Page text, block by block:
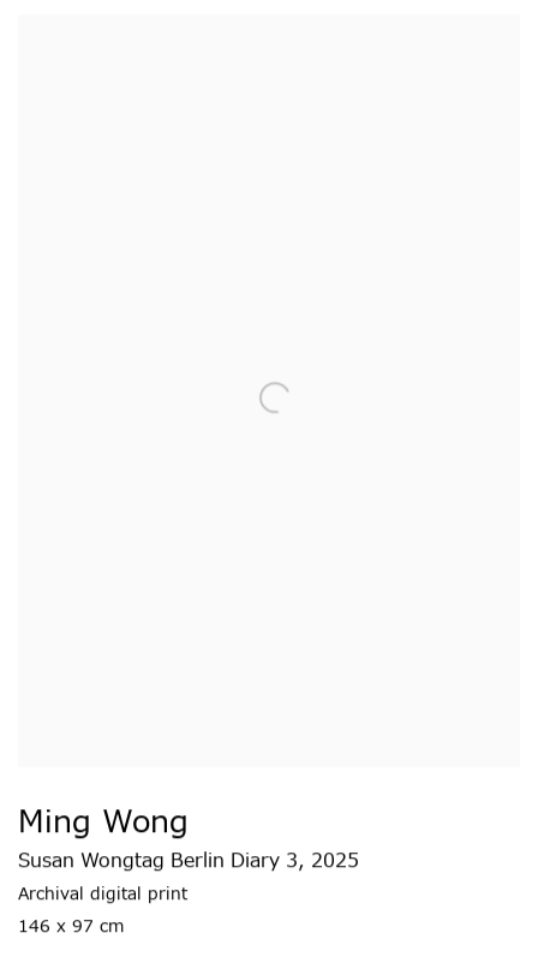
Ming Wong
Susan Wongtag Berlin Diary 3, 2025
Archival digital print
146 x 97 cm